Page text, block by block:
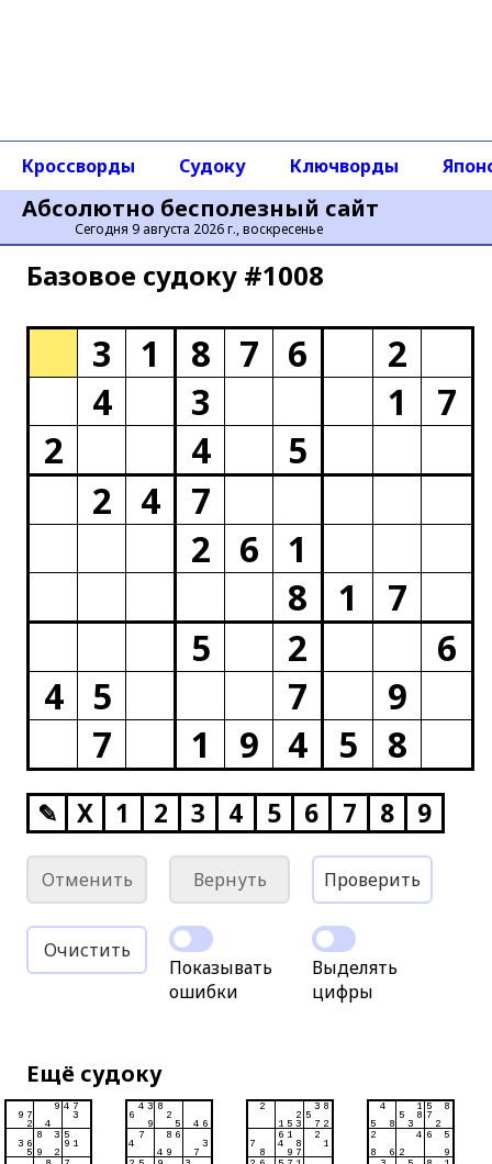
Абсолютно бесполезный сайт
Сегодня 9 августа 2026 г., воскресенье
Кроссворды Судоку Ключворды
Базовое cудоку #1008
3 1 8 7 6
2
4
3 1
7
2
4
5
2
4
7
2
6
1
8
1
7
5
2
6
4
5 7
9
7
1 9 4 5 8
✎ X 1 2 3 4 5 6 7 8 9
Отменить Вернуть Проверить
Очистить
Показывать
ошибки
Выделять
цифры
Ещё судоку